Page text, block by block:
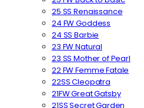
25 SS Renaissance
24 FW Goddess
24 SS Barbie
23 FW Natural
23 SS Mother of Pearl
22 FW Femme Fatale
22SS Cleopatra
21FW Great Gatsby
21SS Secret Garden